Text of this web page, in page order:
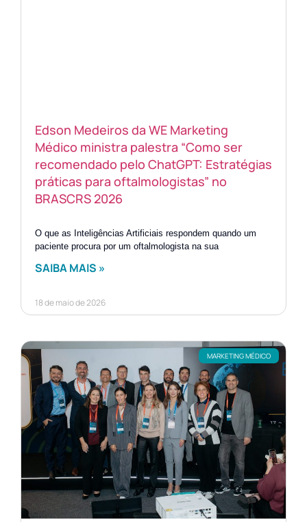
Edson Medeiros da WE Marketing
Médico ministra palestra “Como ser
recomendado pelo ChatGPT: Estratégias
práticas para oftalmologistas” no
BRASCRS 2026
O que as Inteligências Artificiais respondem quando um
paciente procura por um oftalmologista na sua
SAIBA MAIS »
18 de maio de 2026
MARKETING MÉDICO